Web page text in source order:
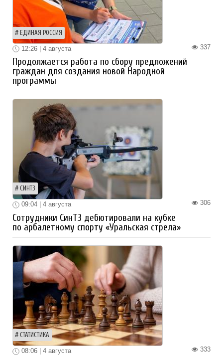
ЕДИНАЯ РОССИЯ
337
12:26 | 4 августа
Продолжается работа по сбору предложений
граждан для создания новой Народной
программы
СИНТЗ
306
09:04 | 4 августа
Сотрудники СинТЗ дебютировали на кубке
по арбалетному спорту «Уральская стрела»
СТАТИСТИКА
333
08:06 | 4 августа